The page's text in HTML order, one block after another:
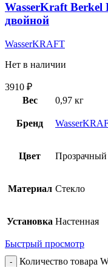
WasserKraft Berkel
двойной
WasserKRAFT
Нет в наличии
3910 ₽
Вес
0,97 кг
Бренд
Цвет Прозрачный
Материал Стекло
Установка Настенная
Быстрый просмотр
Количество товара